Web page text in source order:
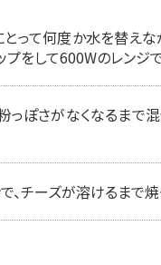
って何度か水を替え
をして600Wのレンジ
ぽさがなくなるまで混
、チーズが溶けるまで